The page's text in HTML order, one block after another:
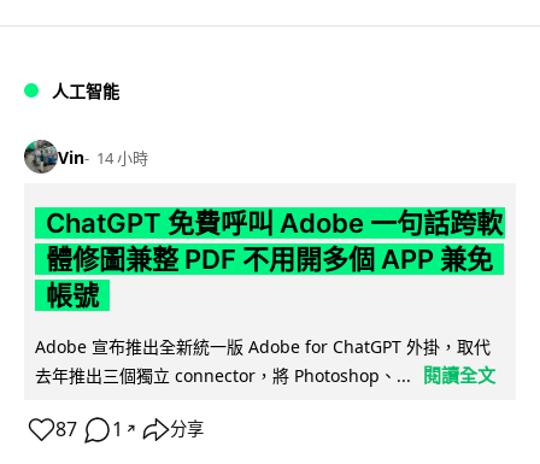
人工智能
Vin 14 小時
ChatGPT 免費呼叫 Adobe 一句話跨軟
體修圖兼整 PDF 不用開多個 APP 兼免
帳號
Adobe 宣布推出全新統一版 Adobe for ChatGPT 外掛，取代
去年推出三個獨立 connector，將 Photoshop、...
閱讀全文
87 1 ↗ 分享